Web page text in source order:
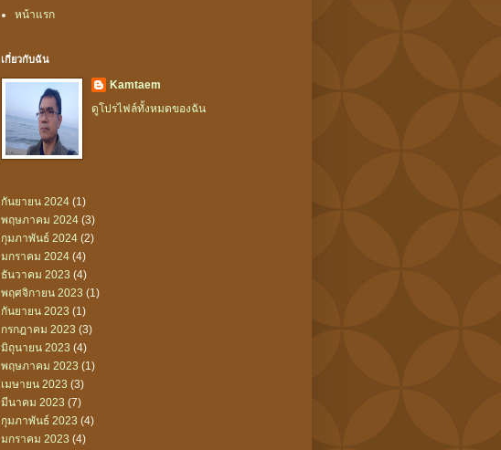
หน้าแรก
เกี่ยวกับฉัน
Kamtaem
ดูโปรไฟล์ทั้งหมดของฉัน
กันยายน 2024 (1)
พฤษภาคม 2024 (3)
กุมภาพันธ์ 2024 (2)
มกราคม 2024 (4)
ธันวาคม 2023 (4)
พฤศจิกายน 2023 (1)
กันยายน 2023 (1)
กรกฎาคม 2023 (3)
มิถุนายน 2023 (4)
พฤษภาคม 2023 (1)
เมษายน 2023 (3)
มีนาคม 2023 (7)
กุมภาพันธ์ 2023 (4)
มกราคม 2023 (4)